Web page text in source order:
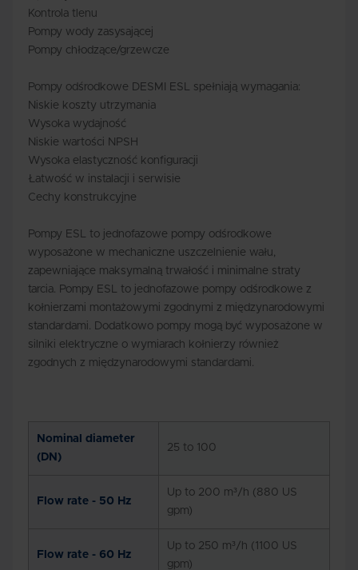
Kontrola tlenu
Pompy wody zasysającej
Pompy chłodzące/grzewcze
Pompy odśrodkowe DESMI ESL spełniają wymagania:
Niskie koszty utrzymania
Wysoka wydajność
Niskie wartości NPSH
Wysoka elastyczność konfiguracji
Łatwość w instalacji i serwisie
Cechy konstrukcyjne
Pompy ESL to jednofazowe pompy odśrodkowe
wyposażone w mechaniczne uszczelnienie wału,
zapewniające maksymalną trwałość i minimalne straty
tarcia. Pompy ESL to jednofazowe pompy odśrodkowe z
kołnierzami montażowymi zgodnymi z międzynarodowymi
standardami. Dodatkowo pompy mogą być wyposażone w
silniki elektryczne o wymiarach kołnierzy również
zgodnych z międzynarodowymi standardami.
Nominal diameter
(DN)
25 to 100
Flow rate - 50 Hz
Up to 200 m³/h (880 US
gpm)
Flow rate - 60 Hz
Up to 250 m³/h (1100 US
gpm)